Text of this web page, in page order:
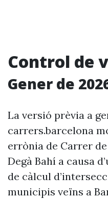
Control de
Gener de
La versió prèvia a
carrers.barcelona
errònia de Carrer
Degà Bahí a causa
de càlcul
municipis veïns a